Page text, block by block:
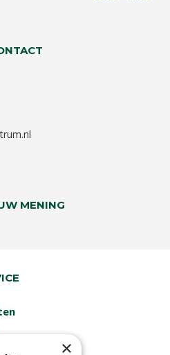
MENING
×